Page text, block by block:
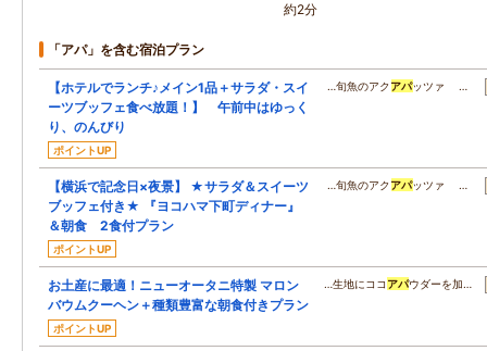
約2分
「アパ」を含む宿泊プラン
【ホテルでランチ♪メイン1品＋サラダ・スイ
ーツブッフェ食べ放題！】 午前中はゆっく
り、のんびり
ポイントUP
…旬魚のアクアパッツァ …
【横浜で記念日×夜景】 ★サラダ＆スイーツ
ブッフェ付き★ 『ヨコハマ下町ディナー』
＆朝食 2食付プラン
ポイントUP
…旬魚のアクアパッツァ …
お土産に最適！ニューオータニ特製 マロン
バウムクーヘン＋種類豊富な朝食付きプラン
ポイントUP
…生地にココ アパウダーを加…